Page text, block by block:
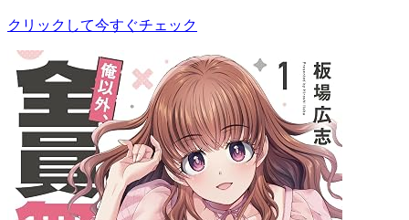
クリックして今すぐチェック